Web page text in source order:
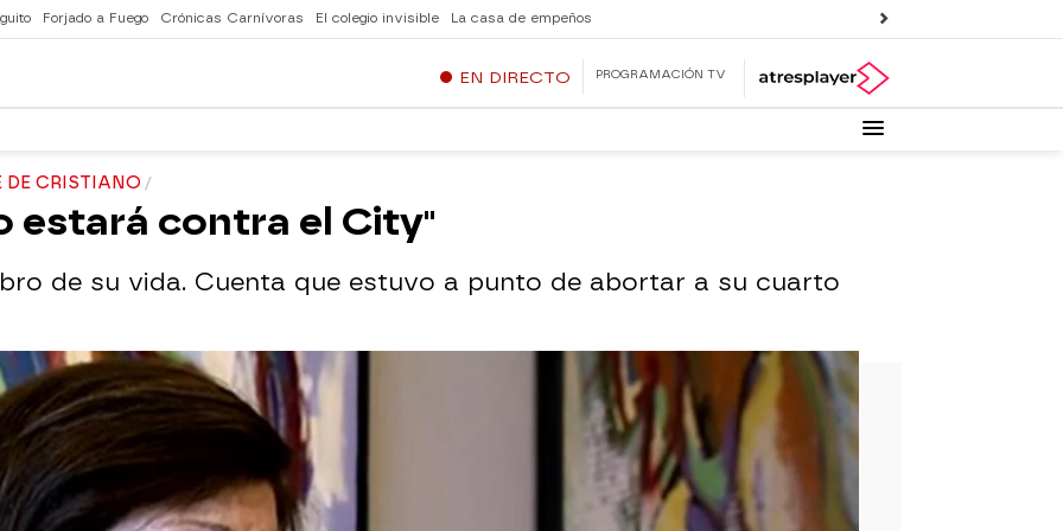
Forjado a Fuego Crónicas Carnívoras El colegio invisible La casa de empeños
EN DIRECTO PROGRAMACIÓN TV
DE CRISTIANO
estará contra el City"
de su vida. Cuenta que estuvo a punto de abortar a su cuarto